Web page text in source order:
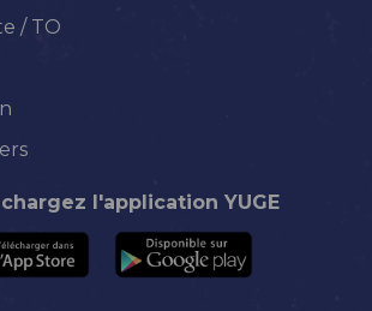
/ TO
l'application YUGE